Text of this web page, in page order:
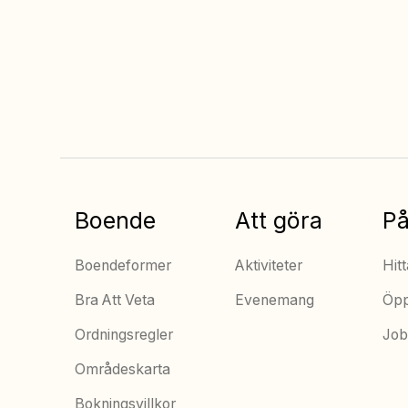
Boende
Boendeformer
Bra Att Veta
Ordningsregler
Områdeskarta
Bokningsvillkor
Att göra
Aktiviteter
Evenemang